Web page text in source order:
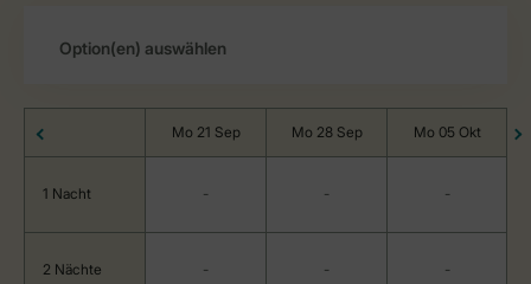
Mo 21 Sep Mo 28 Sep Mo 05 Okt
1 Nacht - - -
2 Nächte - - -